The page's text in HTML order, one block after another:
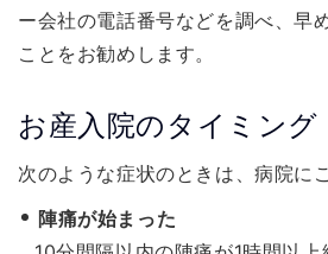
ー会社の電話番号などを調べ、早
ことをお勧めします。
お産入院のタイミング
次のような症状のときは、病院に
陣痛が始まった